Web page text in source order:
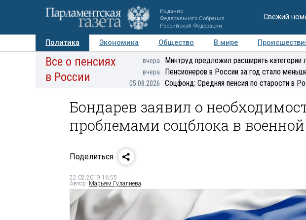
Издание
Федерального Собрания
Российской Федерации
Свежий
Политика Экономика Общество В мире
Авторы Персоны Мнения Регионы Медиацентр
Все о пенсиях
в России
вчера Минтруд предложил расширить
вчера Пенсионеров в России за год стало
05.08.2026 Соцфонд: Средняя пенсия по старости в
Бондарев заявил о
проблемами соцблока в военной
Поделиться
22.02.2019 16:55
Автор: Марьям Гулалиева